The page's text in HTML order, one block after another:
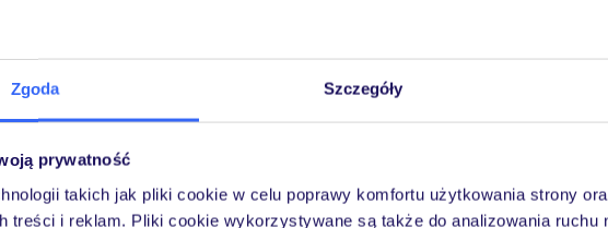
Zgoda Szczegóły
prywatność
takich jak pliki cookie w celu poprawy komfortu użytkowania strony
treści i reklam. Pliki cookie wykorzystywane są także do analizowania ruchu
Wyżywienie
przy plaży piaszczysta